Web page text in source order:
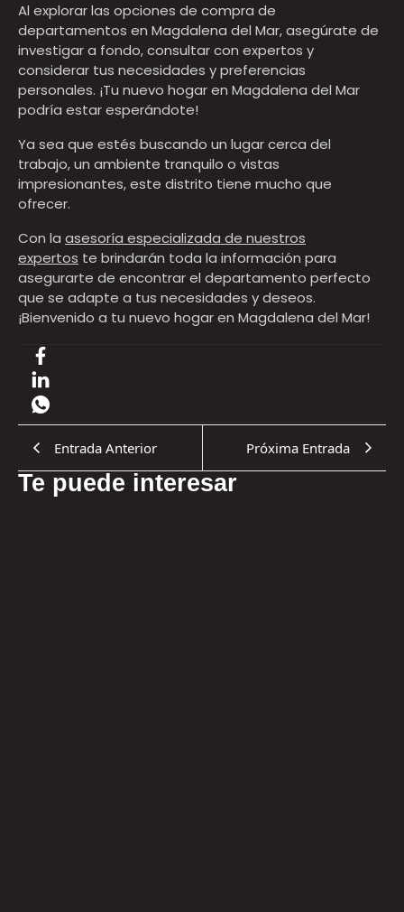
Al explorar las opciones de compra de
departamentos en Magdalena del Mar, asegúrate de
investigar a fondo, consultar con expertos y
considerar tus necesidades y preferencias
personales. ¡Tu nuevo hogar en Magdalena del Mar
podría estar esperándote!
Ya sea que estés buscando un lugar cerca del
trabajo, un ambiente tranquilo o vistas
impresionantes, este distrito tiene mucho que
ofrecer.
Con la asesoría especializada de nuestros
expertos te brindarán toda la información para
asegurarte de encontrar el departamento perfecto
que se adapte a tus necesidades y deseos.
¡Bienvenido a tu nuevo hogar en Magdalena del Mar!
Entrada Anterior Próxima Entrada
Te puede interesar